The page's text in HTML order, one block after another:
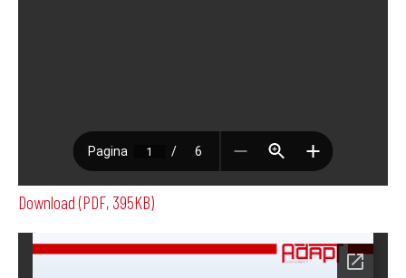
Download (PDF, 395KB)